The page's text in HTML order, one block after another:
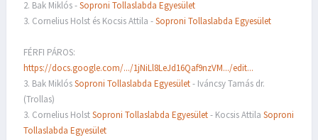
2. Bak Miklós -Soproni Tollaslabda Egyesület
3. Cornelius Holst és Kocsis Attila -Soproni Tollaslabda Egyesület
FÉRFI PÁROS:
https://docs.google.com/.../1jNiLl8LeJd16Qaf9nzVM.../edit...
3. Bak MiklósSoproni Tollaslabda Egyesület- Iváncsy Tamás dr.
(Trollas)
3. Cornelius HolstSoproni Tollaslabda Egyesület- Kocsis Attila Soproni
Tollaslabda Egyesület